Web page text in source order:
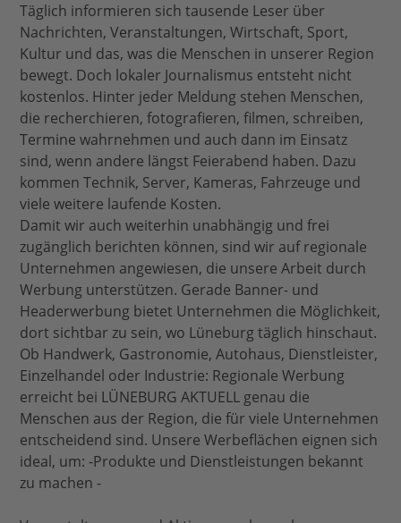
Täglich informieren sich tausende Leser über
Nachrichten, Veranstaltungen, Wirtschaft, Sport,
Kultur und das, was die Menschen in unserer Region
bewegt. Doch lokaler Journalismus entsteht nicht
kostenlos. Hinter jeder Meldung stehen Menschen,
die recherchieren, fotografieren, filmen, schreiben,
Termine wahrnehmen und auch dann im Einsatz
sind, wenn andere längst Feierabend haben. Dazu
kommen Technik, Server, Kameras, Fahrzeuge und
viele weitere laufende Kosten.
Damit wir auch weiterhin unabhängig und frei
zugänglich berichten können, sind wir auf regionale
Unternehmen angewiesen, die unsere Arbeit durch
Werbung unterstützen. Gerade Banner- und
Headerwerbung bietet Unternehmen die Möglichkeit,
dort sichtbar zu sein, wo Lüneburg täglich hinschaut.
Ob Handwerk, Gastronomie, Autohaus, Dienstleister,
Einzelhandel oder Industrie: Regionale Werbung
erreicht bei LÜNEBURG AKTUELL genau die
Menschen aus der Region, die für viele Unternehmen
entscheidend sind. Unsere Werbeflächen eignen sich
ideal, um: -Produkte und Dienstleistungen bekannt
zu machen -